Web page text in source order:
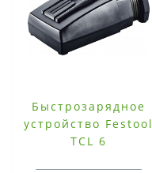
Быстрозарядное
устройство Festool
TCL 6